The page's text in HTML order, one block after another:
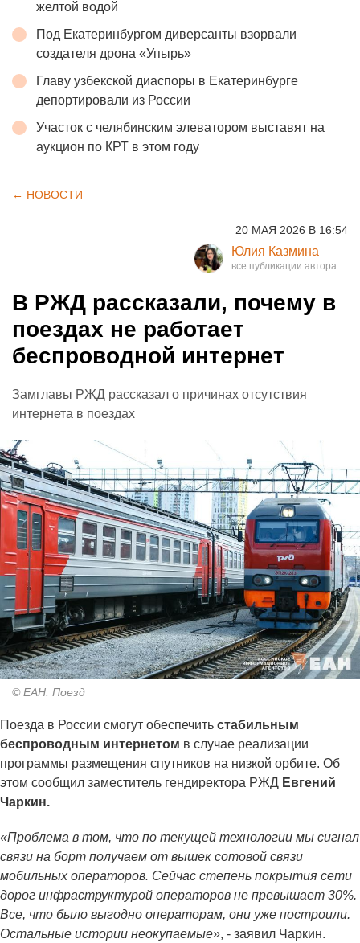
желтой водой
Под Екатеринбургом диверсанты взорвали
создателя дрона «Упырь»
Главу узбекской диаспоры в Екатеринбурге
депортировали из России
Участок с челябинским элеватором выставят на
аукцион по КРТ в этом году
← НОВОСТИ
20 МАЯ 2026 В 16:54
Юлия Казмина
В РЖД рассказали, почему в
поездах не работает
беспроводной интернет
Замглавы РЖД рассказал о причинах отсутствия
интернета в поездах
© ЕАН. Поезд
Поезда в России смогут обеспечить стабильным
беспроводным интернетом в случае реализации
программы размещения спутников на низкой орбите. Об
этом сообщил заместитель гендиректора РЖД Евгений
Чаркин.
«Проблема в том, что по текущей технологии мы сигнал
связи на борт получаем от вышек сотовой связи
мобильных операторов. Сейчас степень покрытия сети
дорог инфраструктурой операторов не превышает 30%.
Все, что было выгодно операторам, они уже построили.
Остальные истории неокупаемые», - заявил Чаркин.